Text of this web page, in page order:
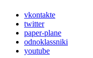
vkontakte
twitter
paper-plane
odnoklassniki
youtube